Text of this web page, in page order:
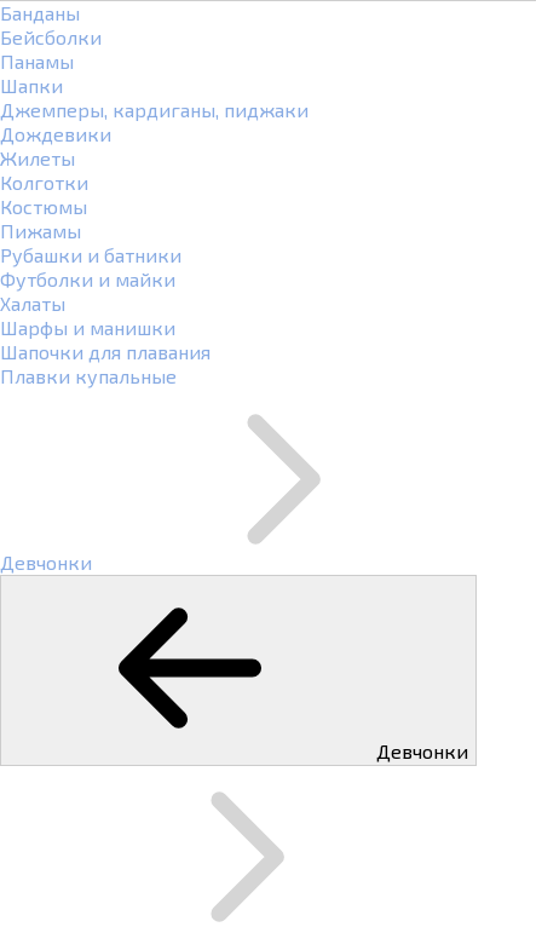
Банданы
Бейсболки
Панамы
Шапки
Джемперы, кардиганы, пиджаки
Дождевики
Жилеты
Колготки
Костюмы
Пижамы
Рубашки и батники
Футболки и майки
Халаты
Шарфы и манишки
Шапочки для плавания
Плавки купальные
Девчонки
Девчонки